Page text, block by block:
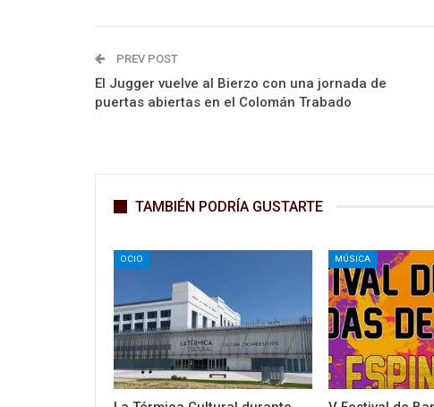
PREV POST
El Jugger vuelve al Bierzo con una jornada de
puertas abiertas en el Colomán Trabado
TAMBIÉN PODRÍA GUSTARTE
OCIO MÚSICA